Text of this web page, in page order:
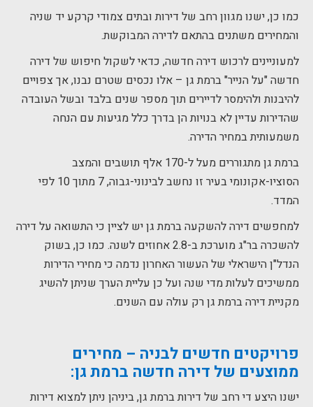
כמו כן, ישנו מגוון רחב של דירות ובתים צמודי קרקע יד שניה
והמחירים משתנים בהתאם לדירה המבוקשת.
למעוניינים לרכוש דירה חדשה, כדאי לשקול חיפוש של דירה
חדשה "על הנייר" ברמת גן – אלו נכסים שטרם נבנו, אך צפויים
להיבנות ולהימסר לדיירים תוך מספר שנים בלבד ובשל העובדה
שהדירות עדיין לא בנויות הן בדרך כלל מגיעות עם הנחה
משמעותית במחיר הדירה.
ברמת גן מתגוררים מעל ל-170 אלף תושבים והמצב
הסוציו-אקונומי בעיר זו נחשב לבינוני-גבוה, 7 מתוך 10 לפי
המדד.
למחפשים דירה להשקעה ברמת גן יש לציין כי התשואה על דירה
להשכרה בר"ג מוערכת ב-2.8 אחוזים לשנה. כמו כן, בשוק
הנדל"ן הישראלי של העשור האחרון נדמה כי מחירי הדירות
ממשיכים לעלות מדי שנה ועל כן עליית הערך שניתן להשיג
מקניית דירה ברמת גן רק עולה עם השנים.
פרויקטים חדשים לבניה – מחירים
ממוצעים של דירה חדשה ברמת גן:
ישנו היצע די רחב של דירות ברמת גן, ביניהן ניתן למצוא דירות